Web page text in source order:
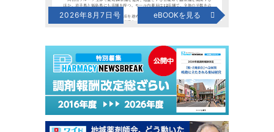
2026年8月7日号 eBOOKを見る